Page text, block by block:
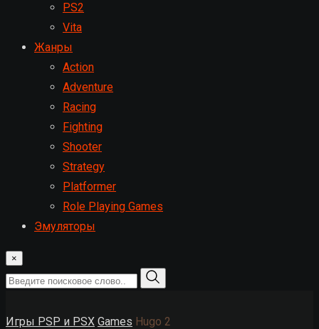
PS2
Vita
Жанры
Action
Adventure
Racing
Fighting
Shooter
Strategy
Platformer
Role Playing Games
Эмуляторы
×
Игры PSP и PSX Games Hugo 2